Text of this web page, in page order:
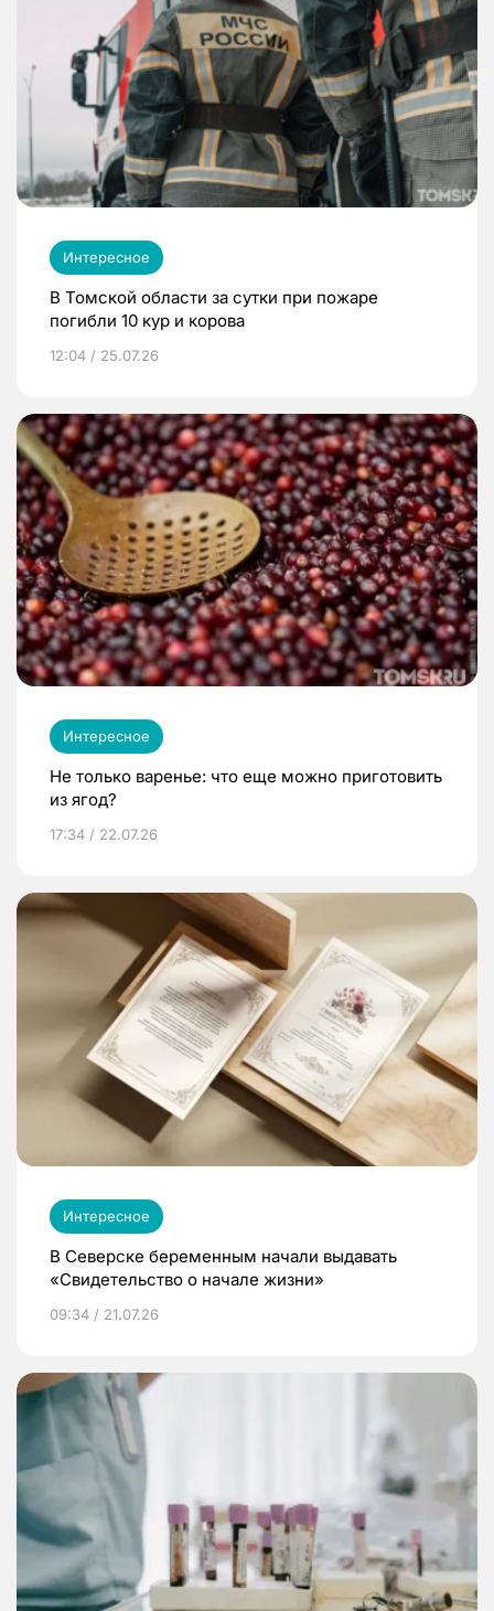
Интересное
В Томской области за сутки при пожаре
погибли 10 кур и корова
12:04 / 25.07.26
Интересное
Не только варенье: что еще можно приготовить
из ягод?
17:34 / 22.07.26
Интересное
В Северске беременным начали выдавать
«Свидетельство о начале жизни»
09:34 / 21.07.26